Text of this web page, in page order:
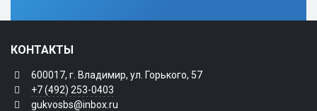
КОНТАКТЫ
600017, г. Владимир, ул. Горького, 57
+7 (492) 253-0403
gukvosbs@inbox.ru